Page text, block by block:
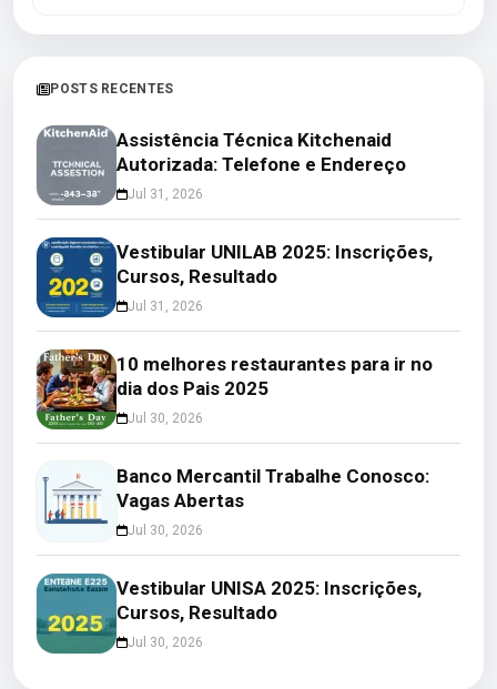
POSTS RECENTES
Assistência Técnica Kitchenaid
Autorizada: Telefone e Endereço
Jul 31, 2026
Vestibular UNILAB 2025: Inscrições,
Cursos, Resultado
Jul 31, 2026
10 melhores restaurantes para ir no
dia dos Pais 2025
Jul 30, 2026
Banco Mercantil Trabalhe Conosco:
Vagas Abertas
Jul 30, 2026
Vestibular UNISA 2025: Inscrições,
Cursos, Resultado
Jul 30, 2026